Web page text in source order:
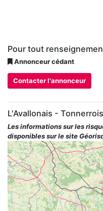
Pour tout
Annonceur cédant
Contacter l'annonceur
L'Avallonais -
Les informations sur les
disponibles sur le site